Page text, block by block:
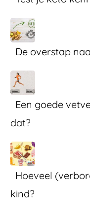
De overstap
Een goede
dat?
Hoeveel
kind?